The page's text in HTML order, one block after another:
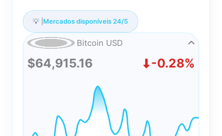
💡 | Mercados disponíveis 24/5
Bitcoin USD
$64,915.16 -0.28%